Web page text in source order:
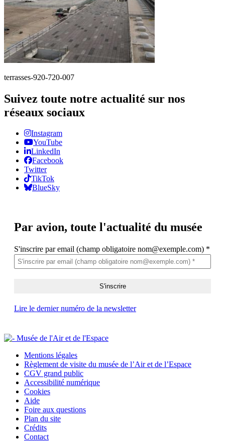
terrasses-920-720-007
Suivez toute notre actualité sur nos
réseaux sociaux
Instagram
YouTube
LinkedIn
Facebook
Twitter
TikTok
BlueSky
Par avion, toute l'actualité du musée
S'inscrire par email (champ obligatoire nom@exemple.com) *
Lire le dernier numéro de la newsletter
Mentions légales
Règlement de visite du musée de l’Air et de l’Espace
CGV grand public
Accessibilité numérique
Cookies
Aide
Foire aux questions
Plan du site
Crédits
Contact